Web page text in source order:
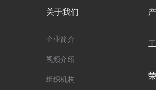
关于我们
企业简介
视频介绍
组织机构